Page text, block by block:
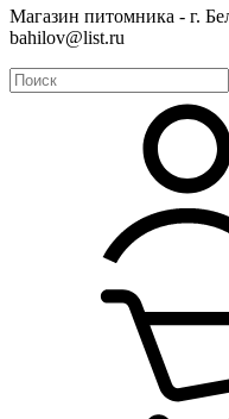
Магазин питомника - г.
bahilov@list.ru